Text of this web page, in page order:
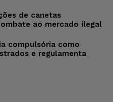
de canetas
ao mercado ilegal
compulsória como
e regulamenta